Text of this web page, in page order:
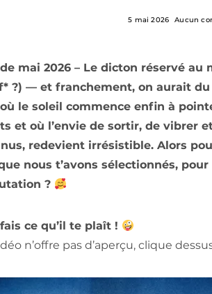
5 mai 2026 Aucun
mai 2026 – Le dicton réservé
?) — et franchement, on aurait
le soleil commence enfin à
et où l’envie de sortir, de vibrer
redevient irrésistible. Alors
nous t’avons sélectionnés,
?
ce qu’il te plaît !
n’offre pas d’aperçu, clique